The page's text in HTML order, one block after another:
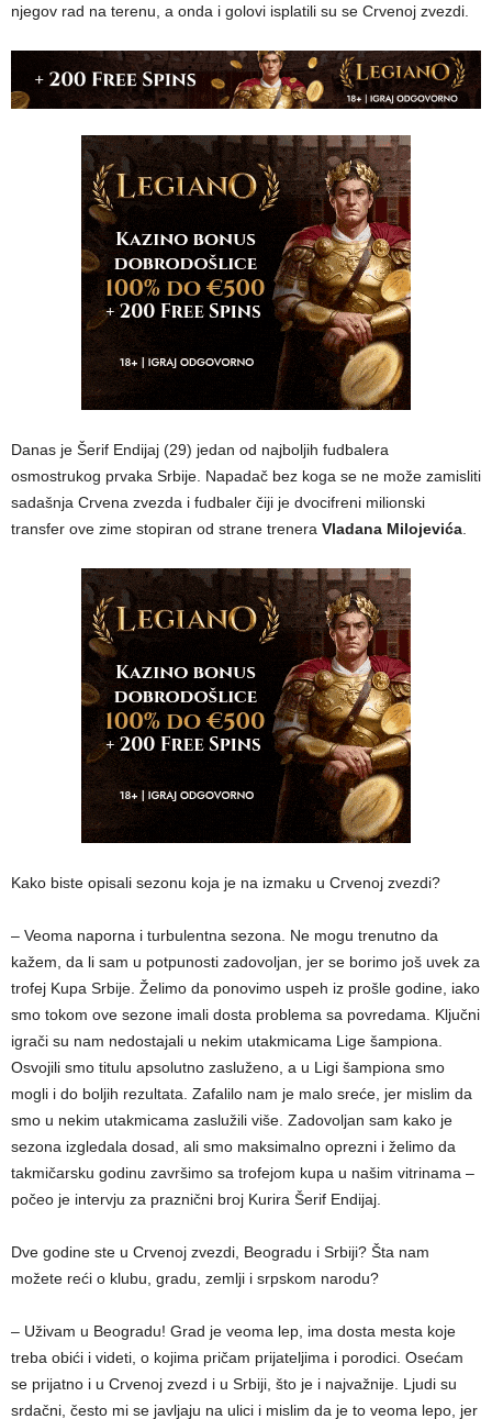
njegov rad na terenu, a onda i golovi isplatili su se Crvenoj zvezdi.
Danas je Šerif Endijaj (29) jedan od najboljih fudbalera
osmostrukog prvaka Srbije. Napadač bez koga se ne može zamisliti
sadašnja Crvena zvezda i fudbaler čiji je dvocifreni milionski
transfer ove zime stopiran od strane trenera Vladana Milojevića
Kako biste opisali sezonu koja je na izmaku u Crvenoj zvezdi?
– Veoma naporna i turbulentna sezona. Ne mogu trenutno da
kažem, da li sam u potpunosti zadovoljan, jer se borimo još uvek za
trofej Kupa Srbije. Želimo da ponovimo uspeh iz prošle godine, iako
smo tokom ove sezone imali dosta problema sa povredama. Ključni
igrači su nam nedostajali u nekim utakmicama Lige šampiona.
Osvojili smo titulu apsolutno zasluženo, a u Ligi šampiona smo
mogli i do boljih rezultata. Zafalilo nam je malo sreće, jer mislim da
smo u nekim utakmicama zaslužili više. Zadovoljan sam kako je
sezona izgledala dosad, ali smo maksimalno oprezni i želimo da
takmičarsku godinu završimo sa trofejom kupa u našim vitrinama –
počeo je intervju za praznični broj Kurira Šerif Endijaj.
Dve godine ste u Crvenoj zvezdi, Beogradu i Srbiji? Šta nam
možete reći o klubu, gradu, zemlji i srpskom narodu?
– Uživam u Beogradu! Grad je veoma lep, ima dosta mesta koje
treba obići i videti, o kojima pričam prijateljima i porodici. Osećam
se prijatno i u Crvenoj zvezd i u Srbiji, što je i najvažnije. Ljudi su
srdačni, često mi se javljaju na ulici i mislim da je to veoma lepo, jer